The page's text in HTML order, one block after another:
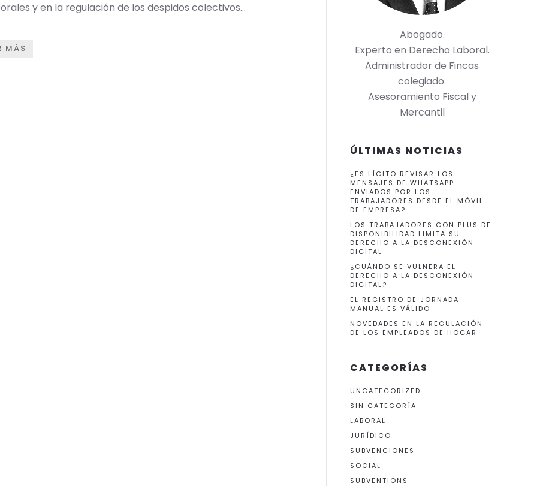
y en la regulación de los despidos colectivos…
MÁS
Abogado.
Experto en Derecho Laboral.
Administrador de Fincas
colegiado.
Asesoramiento Fiscal y
Mercantil
ÚLTIMAS NOTICIAS
¿ES LÍCITO REVISAR LOS
MENSAJES DE WHATSAPP
ENVIADOS POR LOS
TRABAJADORES DESDE EL MÓVIL
DE EMPRESA?
LOS TRABAJADORES CON PLUS DE
DISPONIBILIDAD LIMITA SU
DERECHO A LA DESCONEXIÓN
DIGITAL
¿CUÁNDO SE VULNERA EL
DERECHO A LA DESCONEXIÓN
DIGITAL?
EL REGISTRO DE JORNADA
MANUAL ES VÁLIDO
NOVEDADES EN LA REGULACIÓN
DE LOS EMPLEADOS DE HOGAR
CATEGORÍAS
UNCATEGORIZED
SIN CATEGORÍA
LABORAL
JURÍDICO
SUBVENCIONES
SOCIAL
SUBVENTIONS